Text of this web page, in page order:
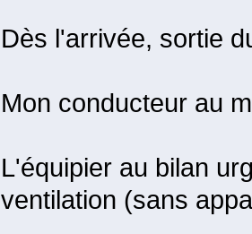
Dès l'arrivée, sortie
Mon conducteur au
L'équipier au bilan
ventilation (sans